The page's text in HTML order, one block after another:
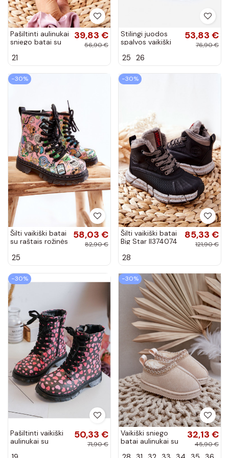
Pašiltinti aulinukai
sniego batai su
spalvos Bessie
39,83 €
56,90 €
21
Stilingi juodos
spalvos vaikiški
dekoruoti kalnų
53,83 €
76,90 €
25 26
−30%
Šilti vaikiški batai
su raštais rožinės
58,03 €
82,90 €
25
−30%
Šilti vaikiški batai
Big Star II374074
85,33 €
121,90 €
28
−30%
Pašiltinti vaikiški
aulinukai su
50,33 €
71,90 €
−30%
Vaikiški sniego
batai aulinukai su
32,13 €
45,90 €